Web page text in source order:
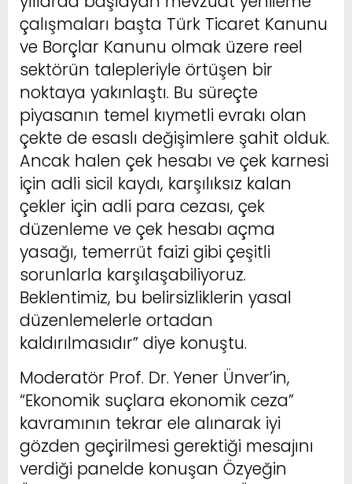
çalışmaları başta Türk Ticaret Kanunu
ve Borçlar Kanunu olmak üzere reel
sektörün talepleriyle örtüşen bir
noktaya yakınlaştı. Bu süreçte
piyasanın temel kıymetli evrakı olan
çekte de esaslı değişimlere şahit olduk.
Ancak halen çek hesabı ve çek karnesi
için adli sicil kaydı, karşılıksız kalan
çekler için adli para cezası, çek
düzenleme ve çek hesabı açma
yasağı, temerrüt faizi gibi çeşitli
sorunlarla karşılaşabiliyoruz.
Beklentimiz, bu belirsizliklerin yasal
düzenlemelerle ortadan
kaldırılmasıdır” diye konuştu.
Moderatör Prof. Dr. Yener Ünver’in,
“Ekonomik suçlara ekonomik ceza”
kavramının tekrar ele alınarak iyi
gözden geçirilmesi gerektiği mesajını
verdiği panelde konuşan Özyeğin